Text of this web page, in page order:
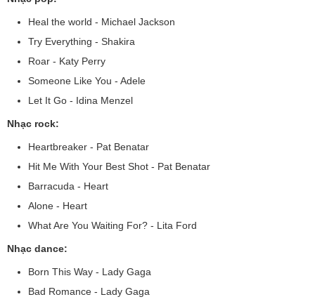
Heal the world - Michael Jackson
Try Everything - Shakira
Roar - Katy Perry
Someone Like You - Adele
Let It Go - Idina Menzel
Nhạc rock:
Heartbreaker - Pat Benatar
Hit Me With Your Best Shot - Pat Benatar
Barracuda - Heart
Alone - Heart
What Are You Waiting For? - Lita Ford
Nhạc dance:
Born This Way - Lady Gaga
Bad Romance - Lady Gaga